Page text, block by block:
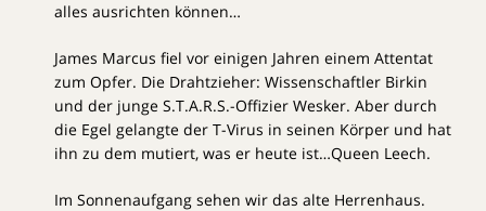
alles ausrichten können…
James Marcus fiel vor einigen Jahren einem Attentat
zum Opfer. Die Drahtzieher: Wissenschaftler Birkin
und der junge S.T.A.R.S.-Offizier Wesker. Aber durch
die Egel gelangte der T-Virus in seinen Körper und hat
ihn zu dem mutiert, was er heute ist…Queen Leech.
Im Sonnenaufgang sehen wir das alte Herrenhaus.